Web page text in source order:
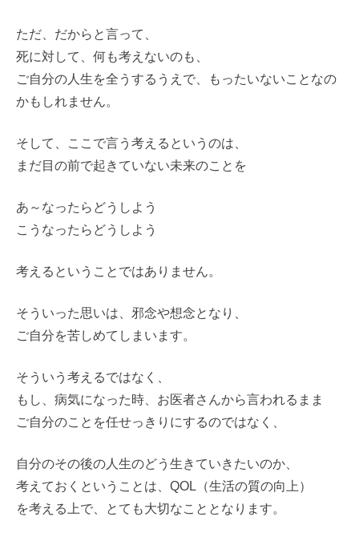
ただ、だからと言って、
死に対して、何も考えないのも、
ご自分の人生を全うするうえで、もったいないことなの
かもしれません。
そして、ここで言う考えるというのは、
まだ目の前で起きていない未来のことを
あ～なったらどうしよう
こうなったらどうしよう
考えるということではありません。
そういった思いは、邪念や想念となり、
ご自分を苦しめてしまいます。
そういう考えるではなく、
もし、病気になった時、お医者さんから言われるまま
ご自分のことを任せっきりにするのではなく、
自分のその後の人生のどう生きていきたいのか、
考えておくということは、QOL（生活の質の向上）
を考える上で、とても大切なこととなります。